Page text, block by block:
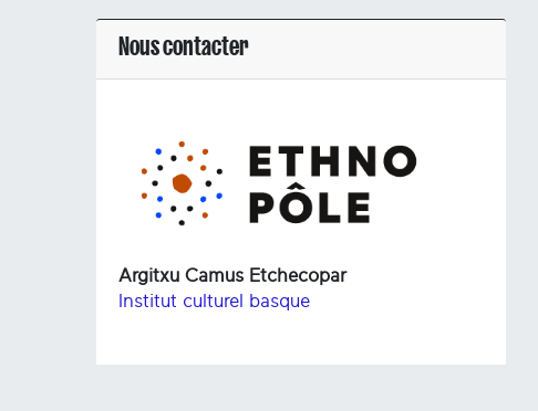
Nous contacter
Argitxu Camus Etchecopar
Institut culturel basque